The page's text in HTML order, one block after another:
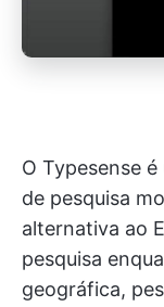
O Typesense
de pesquisa
alternativa ao
pesquisa
geográfica,